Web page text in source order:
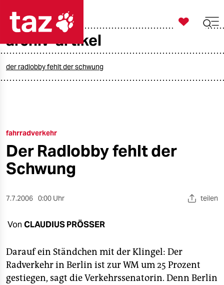
taz zahl ich
öko
gesellschaft
sport
berlin
nord
wahrheit

taz zahl ich
archiv-artikel
der radlobby fehlt der schwung
fahrradverkehr
Der Radlobby fehlt der
Schwung
7.7.2006 0:00 Uhr teilen
Von CLAUDIUS PRÖSSER
Darauf ein Ständchen mit der Klingel: Der
Radverkehr in Berlin ist zur WM um 25 Prozent
gestiegen, sagt die Verkehrssenatorin. Denn Berlin